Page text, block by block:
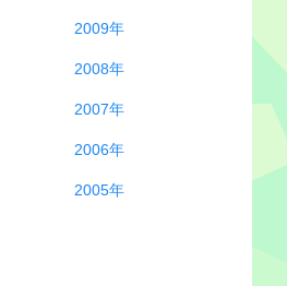
2009年
2008年
2007年
2006年
2005年